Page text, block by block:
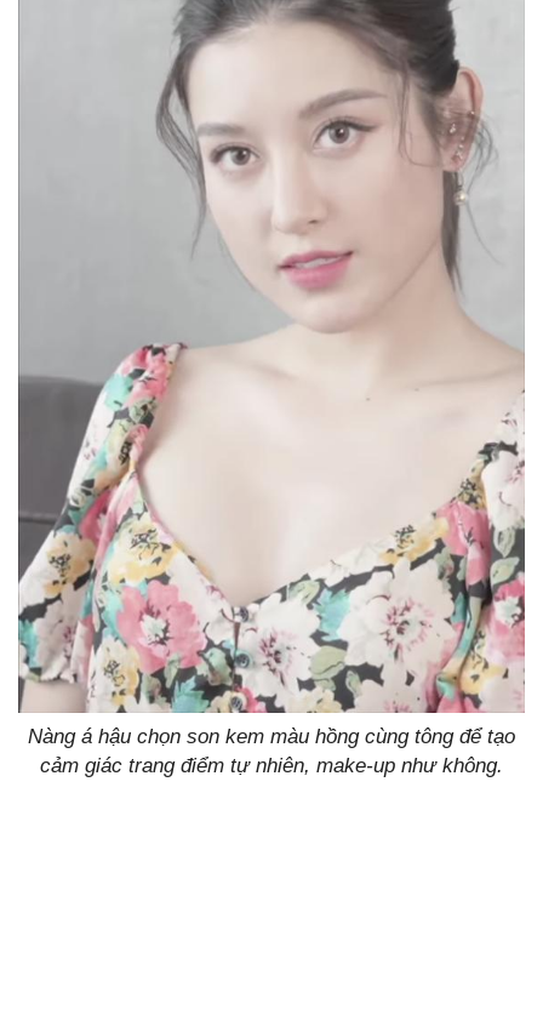
Nàng á hậu chọn son kem màu hồng cùng tông để tạo
cảm giác trang điểm tự nhiên, make-up như không.